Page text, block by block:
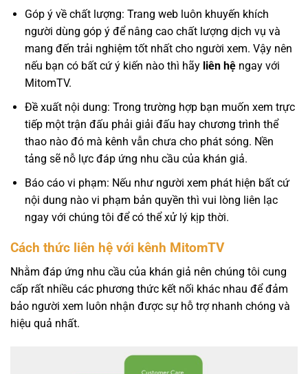
Góp ý về chất lượng: Trang web luôn khuyến khích
người dùng góp ý để nâng cao chất lượng dịch vụ và
mang đến trải nghiệm tốt nhất cho người xem. Vậy nên
nếu bạn có bất cứ ý kiến nào thì hãy liên hệ ngay với
MitomTV.
Đề xuất nội dung: Trong trường hợp bạn muốn xem trực
tiếp một trận đấu phải giải đấu hay chương trình thể
thao nào đó mà kênh vẫn chưa cho phát sóng. Nền
tảng sẽ nỗ lực đáp ứng nhu cầu của khán giả.
Báo cáo vi phạm: Nếu như người xem phát hiện bất cứ
nội dung nào vi phạm bản quyền thì vui lòng liên lạc
ngay với chúng tôi để có thể xử lý kịp thời.
Cách thức liên hệ với kênh MitomTV
Nhằm đáp ứng nhu cầu của khán giả nên chúng tôi cung
cấp rất nhiều các phương thức kết nối khác nhau để đảm
bảo người xem luôn nhận được sự hỗ trợ nhanh chóng và
hiệu quả nhất.